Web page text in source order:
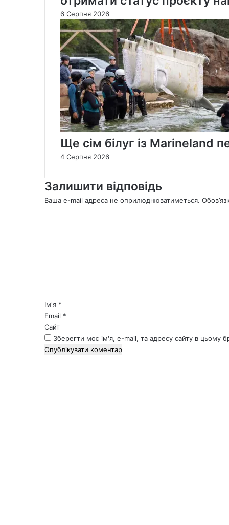
6 Серпня 2026
Ще сім білуг із Marineland
4 Серпня 2026
Залишити відповідь
Ваша e-mail адреса не оприлюднюватиметься.
*Ім'я *
Email *
Сайт
Зберегти моє ім'я, e-mail, та адресу сайту в цьому